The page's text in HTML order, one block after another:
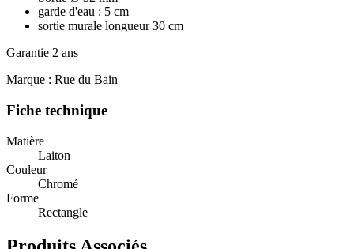
garde d'eau : 5 cm
sortie murale longueur 30 cm
Garantie 2 ans
Marque : Rue du Bain
Fiche technique
Matière
Laiton
Couleur
Chromé
Forme
Rectangle